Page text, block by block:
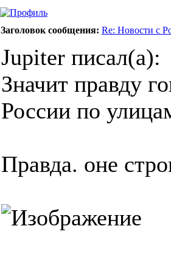
Заголовок сообщения: Re: Новости с
Jupiter писал(а):
Значит правду
России по
Правда. оне